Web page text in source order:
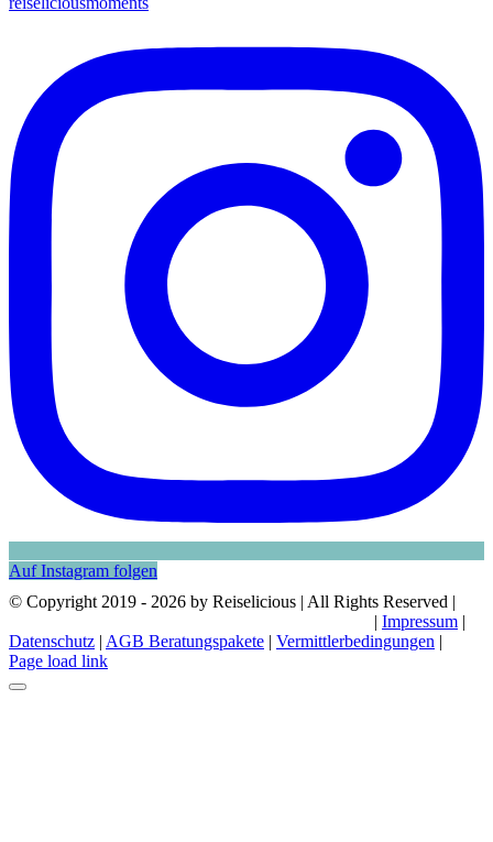
Auf Instagram folgen
© Copyright 2019 - 2026 by Reiselicious | All Rights Reserved |
| Impressum |
Datenschutz | AGB Beratungspakete | Vermittlerbedingungen |
Page load link